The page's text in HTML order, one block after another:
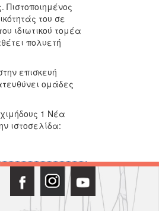
Πιστοποιημένος
του σε
ιδιωτικού τομέα
πολυετή
επισκευή
ομάδες
1 Νέα
ιστοσελίδα: